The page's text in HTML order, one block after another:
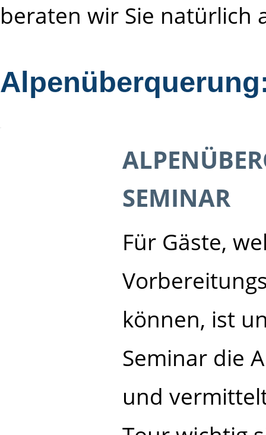
beraten wir Sie natürlich
SEMINAR
Für Gäste,
können, ist
Seminar die
und